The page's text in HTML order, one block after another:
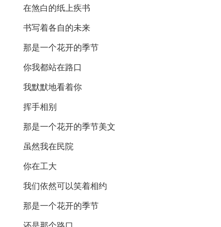
在煞白的纸上疾书
书写着各自的未来
那是一个花开的季节
你我都站在路口
我默默地看着你
挥手相别
那是一个花开的季节美文
虽然我在民院
你在工大
我们依然可以笑着相约
那是一个花开的季节